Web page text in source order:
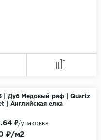
| Дуб Медовый раф | Quartz
| Английская елка
₽/м2
₽/упаковка